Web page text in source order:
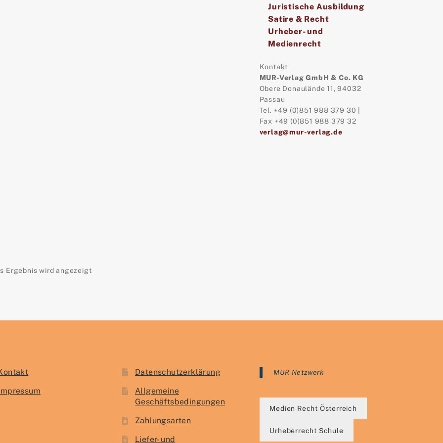
Ergebnis wird angezeigt
Juristische Ausbildung
Satire & Recht
Urheber- und
Medienrecht
Kontakt
MUR-Verlag GmbH & Co. KG
Obere Donaulände 11, 94032
Passau
Tel. +49 (0)851 988 379 30 |
Fax +49 (0)851 988 379 32
verlag@mur-verlag.de
Datenschutzerklärung
Allgemeine
Geschäftsbedingungen
Zahlungsarten
Liefer- und
MUR Netzwerk
Medien Recht Österreich
Urheberrecht Schule